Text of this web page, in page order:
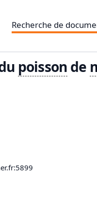
Recherche de
poisson de